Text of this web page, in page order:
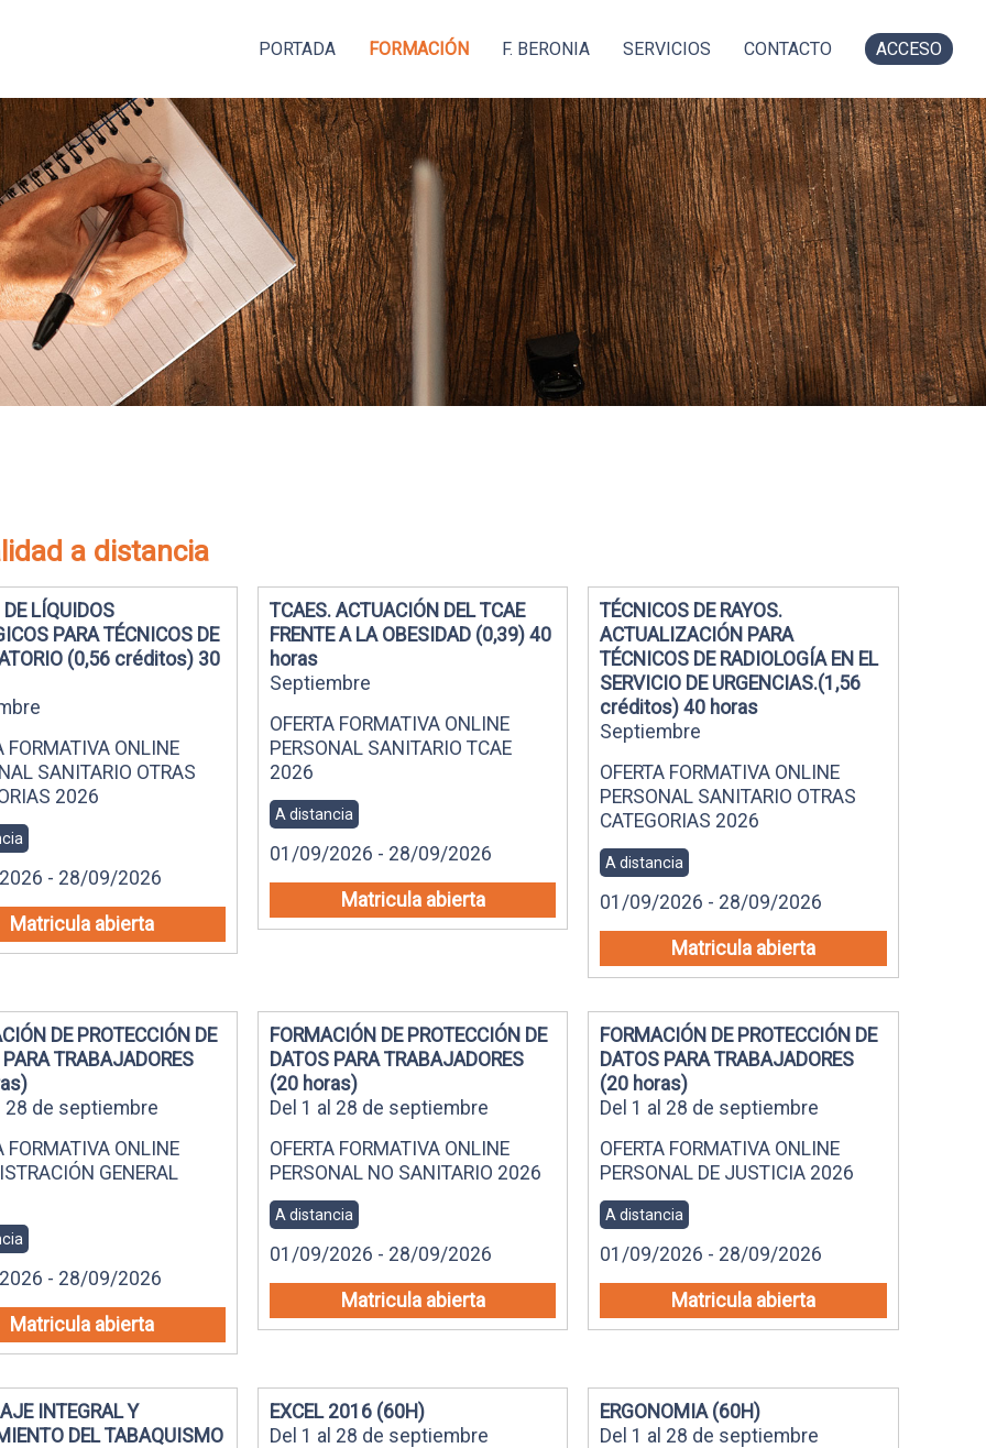
PORTADA FORMACIÓN F. BERONIA SERVICIOS CONTACTO ACCESO
a distancia
DE LÍQUIDOS
PARA TÉCNICOS DE
(0,56 créditos) 30
FORMATIVA ONLINE
SANITARIO OTRAS
2026
- 28/09/2026
Matricula abierta
TCAES. ACTUACIÓN DEL TCAE
FRENTE A LA OBESIDAD (0,39) 40
horas
Septiembre
OFERTA FORMATIVA ONLINE
PERSONAL SANITARIO TCAE
2026
A distancia
01/09/2026 - 28/09/2026
Matricula abierta
TÉCNICOS DE RAYOS.
ACTUALIZACIÓN PARA
TÉCNICOS DE RADIOLOGÍA EN EL
SERVICIO DE URGENCIAS.(1,56
créditos) 40 horas
Septiembre
OFERTA FORMATIVA ONLINE
PERSONAL SANITARIO OTRAS
CATEGORIAS 2026
A distancia
01/09/2026 - 28/09/2026
Matricula abierta
DE PROTECCIÓN DE
TRABAJADORES
28 de septiembre
FORMATIVA ONLINE
GENERAL
- 28/09/2026
Matricula abierta
FORMACIÓN DE PROTECCIÓN DE
DATOS PARA TRABAJADORES
(20 horas)
Del 1 al 28 de septiembre
OFERTA FORMATIVA ONLINE
PERSONAL NO SANITARIO 2026
A distancia
01/09/2026 - 28/09/2026
Matricula abierta
FORMACIÓN DE PROTECCIÓN DE
DATOS PARA TRABAJADORES
(20 horas)
Del 1 al 28 de septiembre
OFERTA FORMATIVA ONLINE
PERSONAL DE JUSTICIA 2026
A distancia
01/09/2026 - 28/09/2026
Matricula abierta
INTEGRAL Y
DEL TABAQUISMO
EXCEL 2016 (60H)
Del 1 al 28 de septiembre
ERGONOMIA (60H)
Del 1 al 28 de septiembre